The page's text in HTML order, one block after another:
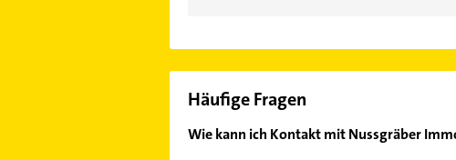
Häufige Fragen
Wie kann ich Kontakt mit Nussgräber